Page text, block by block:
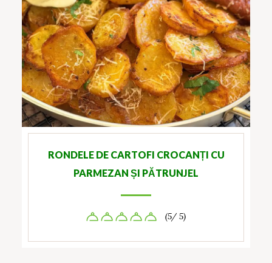
RONDELE DE CARTOFI CROCANȚI CU
PARMEZAN ȘI PĂTRUNJEL
(5/ 5)